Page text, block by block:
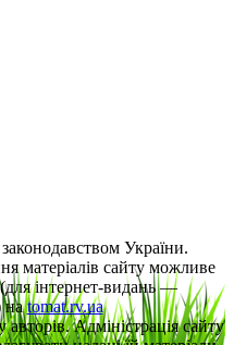
України.
матеріалів сайту можливе
інтернет-видань —
наtomat.rv.ua
Адміністрація сайту